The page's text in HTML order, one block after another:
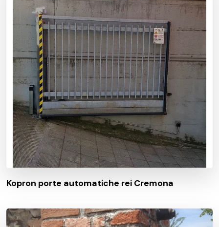
Kopron porte automatiche rei Cremona